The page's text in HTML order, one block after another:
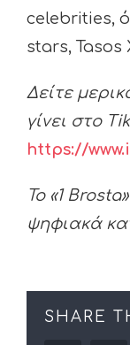
celebrities,
stars, Tasos
Δείτε
γίνει στο
https://
Το «1
ψηφιακά
SHARE